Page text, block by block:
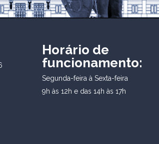
Horário de
funcionamento:
Segunda-feira à Sexta-feira
9h às 12h e das 14h às 17h